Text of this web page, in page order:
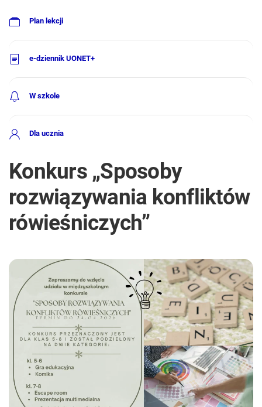
Plan lekcji
e-dziennik UONET+
W szkole
Dla ucznia
Konkurs „Sposoby
rozwiązywania konfliktów
rówieśniczych”